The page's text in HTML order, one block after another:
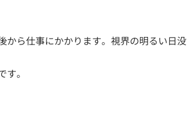
から仕事にかかります。視界の明るい日没
。